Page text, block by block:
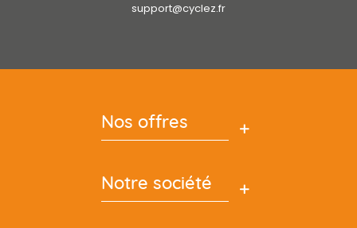
Nos offres
Notre société
support@cyclez.fr